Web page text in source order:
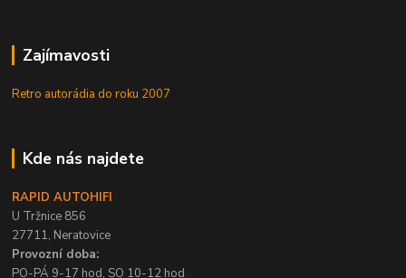
Zajímavosti
Retro autorádia do roku 2007
Kde nás najdete
RAPID AUTOHIFI
U Tržnice 856
27711, Neratovice
Provozní doba:
PO-PÁ 9-17 hod, SO 10-12 hod